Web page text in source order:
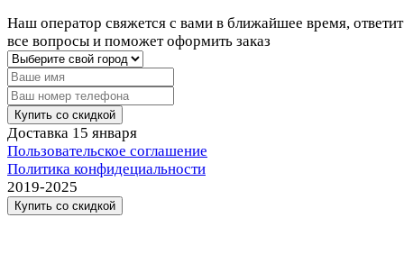
Наш оператор свяжется с вами в ближайшее время,
все вопросы и поможет оформить заказ
Купить со скидкой
Доставка 15 января
Пользовательское соглашение
Политика конфидециальности
2019-2025
Купить со скидкой